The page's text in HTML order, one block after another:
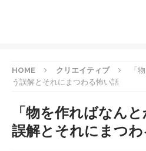
HOME クリエイティブ
「
う誤解とそれにまつわる怖い話
「物を作ればなん
誤解とそれにまつ